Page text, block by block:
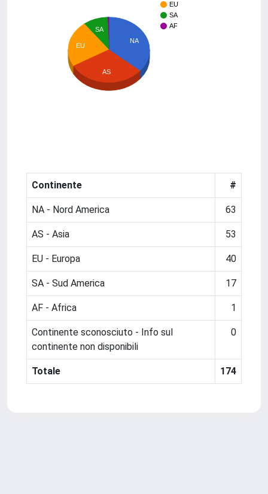
EU
SA
AF
NA
SA
EU
AS
Continente #
NA - Nord America 63
AS - Asia 53
EU - Europa 40
SA - Sud America 17
AF - Africa 1
Continente sconosciuto - Info sul
continente non disponibili
0
Totale 174